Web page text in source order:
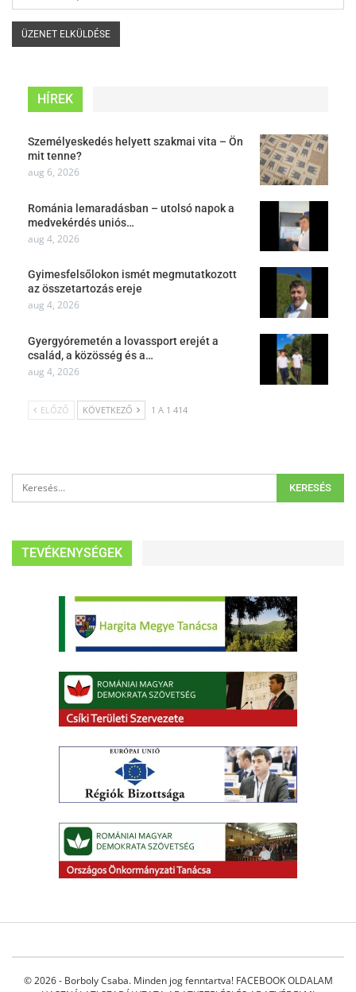
HÍREK
Személyeskedés helyett szakmai vita – Ön
mit tenne?
aug 6, 2026
Románia lemaradásban – utolsó napok a
medvekérdés uniós…
aug 4, 2026
Gyimesfelsőlokon ismét megmutatkozott
az összetartozás ereje
aug 4, 2026
Gyergyóremetén a lovassport erejét a
család, a közösség és a…
aug 4, 2026
ELŐZŐ KÖVETKEZŐ 1 A 1 414
TEVÉKENYSÉGEK
© 2026 - Borboly Csaba. Minden jog fenntartva! FACEBOOK OLDALAM